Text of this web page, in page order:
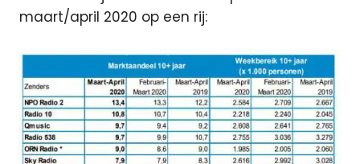
maart/april 2020 op een rij: